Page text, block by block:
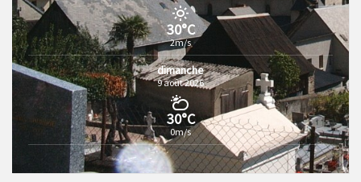
30°C
2m/s
dimanche
9 août 2026
30°C
0m/s